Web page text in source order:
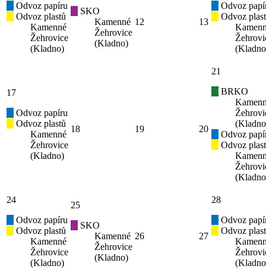
Odvoz papíru
Odvoz plastů
Kamenné
Žehrovice
(Kladno)
SKO
Kamenné
Žehrovice
(Kladno)
12 13
Odvoz
Odvoz
17
Odvoz papíru
Odvoz plastů
Kamenné
Žehrovice
(Kladno)
18 19 20
21
BRKO
Odvoz
Odvoz
24
Odvoz papíru
Odvoz plastů
Kamenné
Žehrovice
(Kladno)
25
SKO
Kamenné
Žehrovice
(Kladno)
26 27
28
Odvoz
Odvoz